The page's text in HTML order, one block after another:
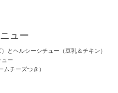
ュー
とヘルシーシチュー（豆乳＆チキン）
ー
ムチーズつき）